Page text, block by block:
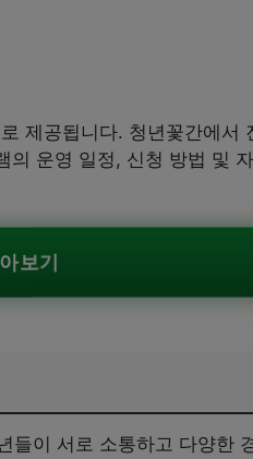
제공됩니다. 청년꽃간에서
운영 일정, 신청 방법 및
보기
들이 서로 소통하고 다양한